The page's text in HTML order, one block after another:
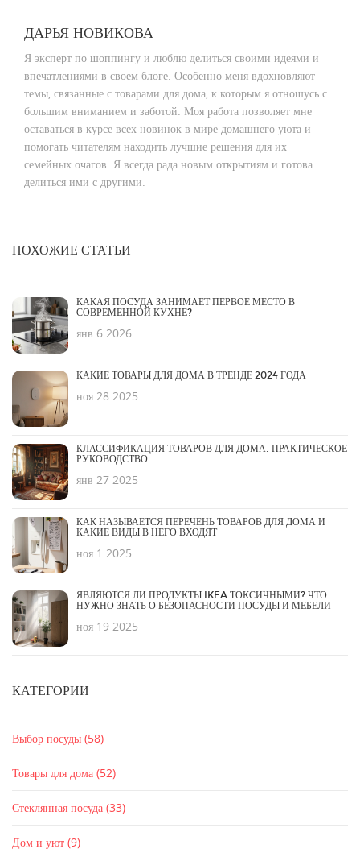
ДАРЬЯ НОВИКОВА
Я эксперт по шоппингу и люблю делиться своими идеями и
впечатлениями в своем блоге. Особенно меня вдохновляют
темы, связанные с товарами для дома, к которым я отношусь с
большим вниманием и заботой. Моя работа позволяет мне
оставаться в курсе всех новинок в мире домашнего уюта и
помогать читателям находить лучшие решения для их
семейных очагов. Я всегда рада новым открытиям и готова
делиться ими с другими.
ПОХОЖИЕ СТАТЬИ
КАКАЯ ПОСУДА ЗАНИМАЕТ ПЕРВОЕ МЕСТО В
СОВРЕМЕННОЙ КУХНЕ?
янв 6 2026
КАКИЕ ТОВАРЫ ДЛЯ ДОМА В ТРЕНДЕ 2024 ГОДА
ноя 28 2025
КЛАССИФИКАЦИЯ ТОВАРОВ ДЛЯ ДОМА: ПРАКТИЧЕСКОЕ
РУКОВОДСТВО
янв 27 2025
КАК НАЗЫВАЕТСЯ ПЕРЕЧЕНЬ ТОВАРОВ ДЛЯ ДОМА И
КАКИЕ ВИДЫ В НЕГО ВХОДЯТ
ноя 1 2025
ЯВЛЯЮТСЯ ЛИ ПРОДУКТЫ IKEA ТОКСИЧНЫМИ? ЧТО
НУЖНО ЗНАТЬ О БЕЗОПАСНОСТИ ПОСУДЫ И МЕБЕЛИ
ноя 19 2025
КАТЕГОРИИ
Выбор посуды (58)
Товары для дома (52)
Стеклянная посуда (33)
Дом и уют (9)